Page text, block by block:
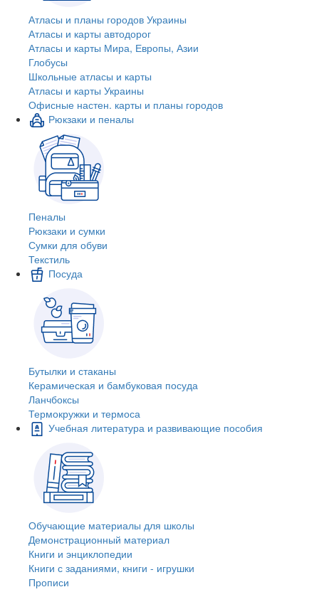
Атласы и планы городов Украины
Атласы и карты автодорог
Атласы и карты Мира, Европы, Азии
Глобусы
Школьные атласы и карты
Атласы и карты Украины
Офисные настен. карты и планы городов
Рюкзаки и пеналы
Пеналы
Рюкзаки и сумки
Сумки для обуви
Текстиль
Посуда
Бутылки и стаканы
Керамическая и бамбуковая посуда
Ланчбоксы
Термокружки и термоса
Учебная литература и развивающие пособия
Обучающие материалы для школы
Демонстрационный материал
Книги и энциклопедии
Книги с заданиями, книги - игрушки
Прописи